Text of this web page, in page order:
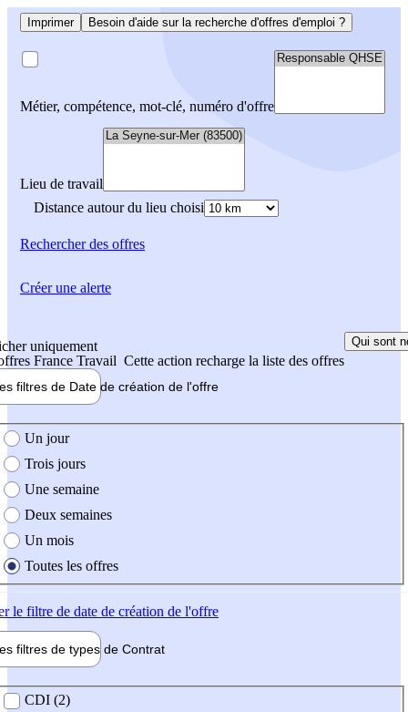
Imprimer Besoin d'aide sur la recherche d'offres d'emploi ?
Métier, compétence, mot-clé, numéro d'offre
Lieu de travail
Distance autour du lieu choisi
Rechercherdes offres
uniquement
France Travail Cette action recharge la liste des offres
Qui sont
filtres de Date de création de l'offre
création de l'offre
Un jour
Trois jours
Une semaine
Deux semaines
Un mois
Toutes les offres
le filtre de date de création de l'offre
filtres de types de Contrat
contrat
CDI (2)
Créer une alerte